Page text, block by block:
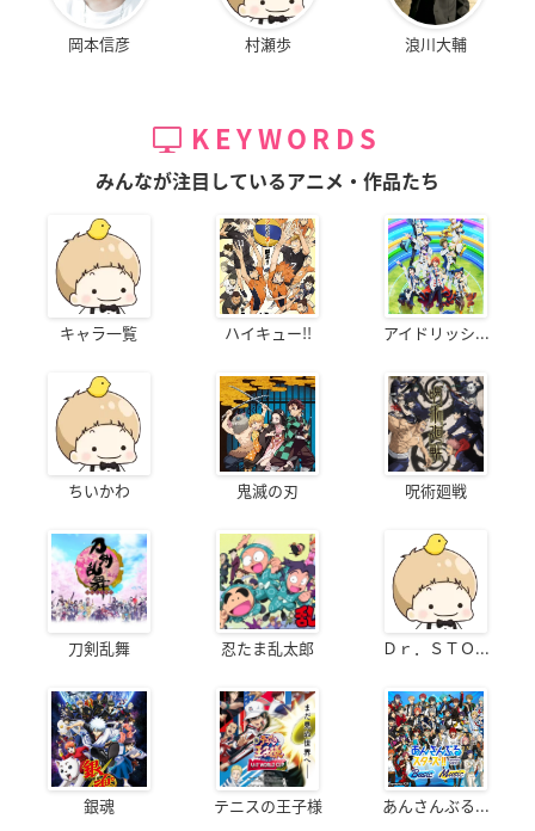
岡本信彦 村瀬歩 浪川大輔
KEYWORDS
みんなが注目しているアニメ・作品たち
キャラ一覧 ハイキュー!! アイドリッシ...
ちいかわ 鬼滅の刃 呪術廻戦
刀剣乱舞 忍たま乱太郎 Ｄｒ．ＳＴＯ...
銀魂 テニスの王子様 あんさんぶる...